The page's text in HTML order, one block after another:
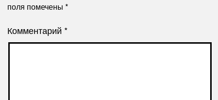
поля помечены *
Комментарий *